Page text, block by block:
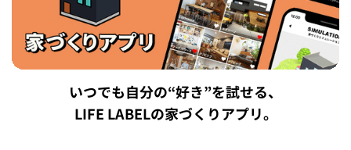
いつでも自分の“好き”を試せる、
LIFE LABELの家づくりアプリ。